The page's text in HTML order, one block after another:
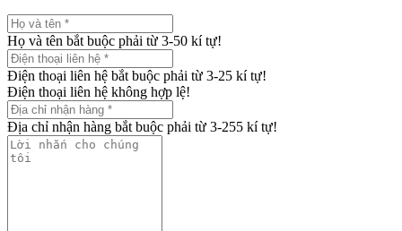
Họ và tên bắt buộc phải từ 3-50 kí tự!
Điện thoại liên hệ bắt buộc phải từ 3-25 kí tự!
Điện thoại liên hệ không hợp lệ!
Địa chỉ nhận hàng bắt buộc phải từ 3-255 kí tự!